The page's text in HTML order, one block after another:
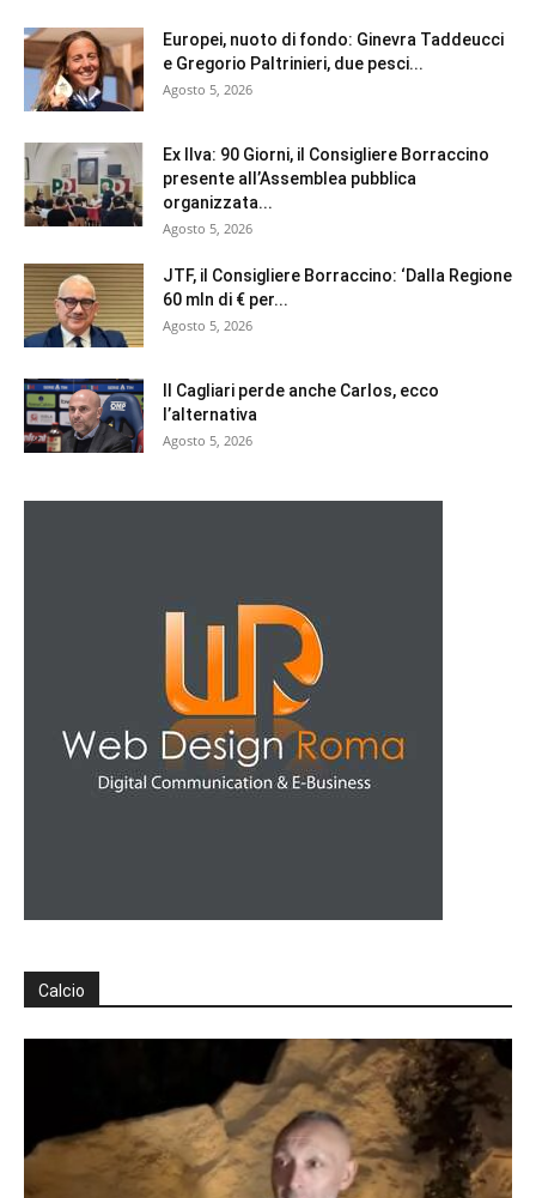
Europei, nuoto di fondo: Ginevra Taddeucci
e Gregorio Paltrinieri, due pesci...
Agosto 5, 2026
Ex Ilva: 90 Giorni, il Consigliere Borraccino
presente all’Assemblea pubblica
organizzata...
Agosto 5, 2026
JTF, il Consigliere Borraccino: ‘Dalla Regione
60 mln di € per...
Agosto 5, 2026
Il Cagliari perde anche Carlos, ecco
l’alternativa
Agosto 5, 2026
Calcio